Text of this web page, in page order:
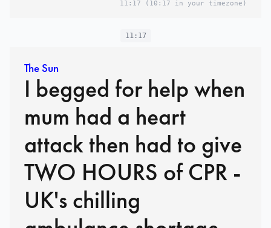
reshuffle - as 1,000
migrants cross
Channel in ONE day
11:17 (10:17 in your timezone)
11:17
The Sun
I begged for help when
mum had a heart
attack then had to give
TWO HOURS of CPR -
UK's chilling